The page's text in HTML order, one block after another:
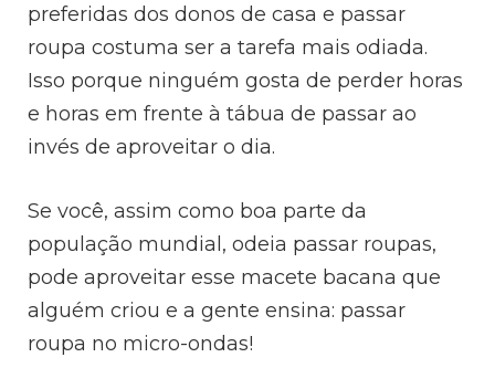
preferidas dos donos de casa e passar
roupa costuma ser a tarefa mais odiada.
Isso porque ninguém gosta de perder horas
e horas em frente à tábua de passar ao
invés de aproveitar o dia.
Se você, assim como boa parte da
população mundial, odeia passar roupas,
pode aproveitar esse macete bacana que
alguém criou e a gente ensina: passar
roupa no micro-ondas!